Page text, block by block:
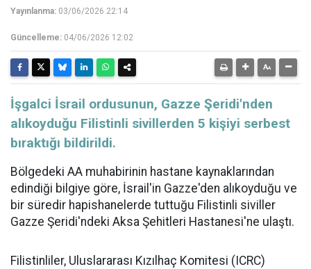
Yayınlanma: 03/06/2026 22:14
Güncelleme: 04/06/2026 12:02
İşgalci İsrail ordusunun, Gazze Şeridi'nden
alıkoyduğu Filistinli sivillerden 5 kişiyi serbest
bıraktığı bildirildi.
Bölgedeki AA muhabirinin hastane kaynaklarından
edindiği bilgiye göre, İsrail'in Gazze'den alıkoyduğu ve
bir süredir hapishanelerde tuttuğu Filistinli siviller
Gazze Şeridi'ndeki Aksa Şehitleri Hastanesi'ne ulaştı.
Filistinliler, Uluslararası Kızılhaç Komitesi (ICRC)